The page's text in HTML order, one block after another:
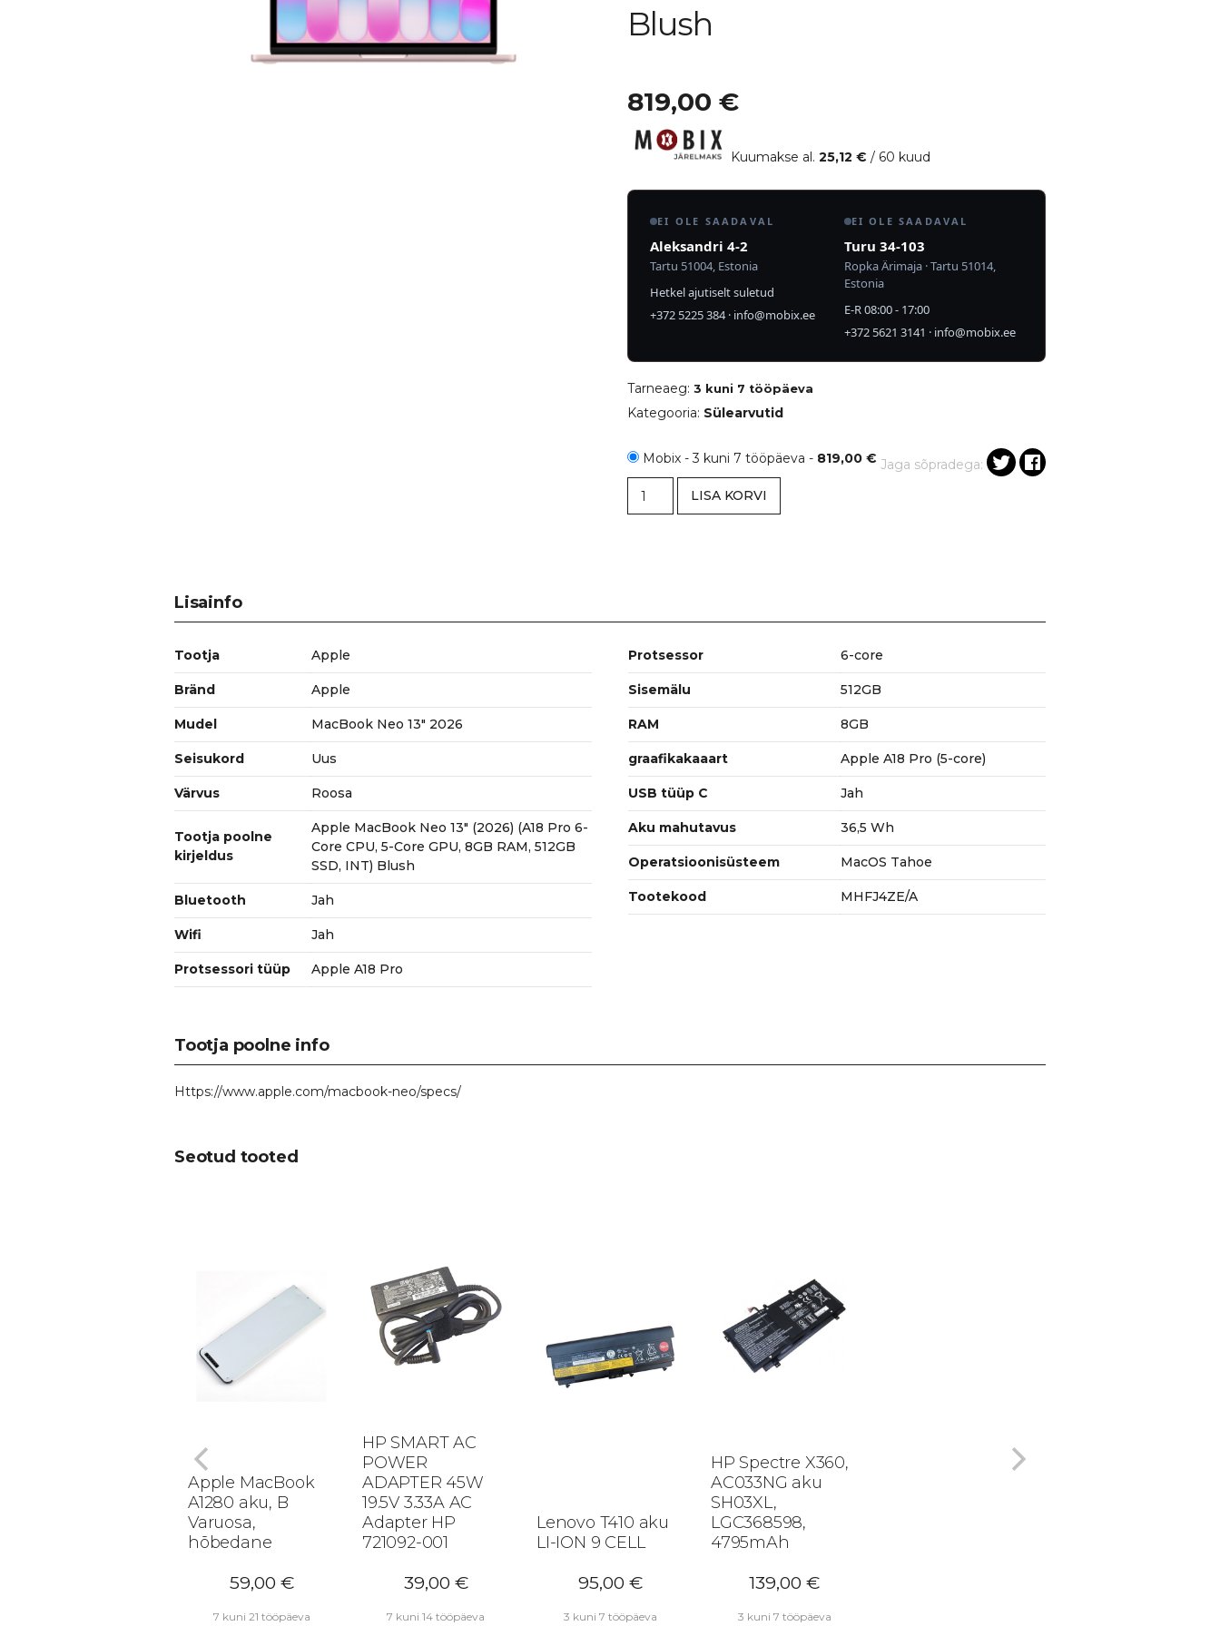
Blush
819,00€
Kuumakse al.25,12€ / 60 kuud
EI OLE SAADAVAL
Aleksandri 4-2
Tartu 51004, Estonia
Hetkel ajutiselt suletud
+372 5225 384· info@mobix.ee
EI OLE SAADAVAL
Turu 34-103
Ropka Ärimaja · Tartu 51014,
Estonia
E-R 08:00 - 17:00
+372 5621 3141 · info@mobix.ee
Tarneaeg:3 kuni 7 tööpäeva
Kategooria: Sülearvutid
Mobix - 3 kuni 7 tööpäeva - 819,00€
6-
5-
Core
GPU
8GB
RAM
512GB
INT
Blush
kogus
LISA KORVI
Jaga sõpradega:
Lisainfo
Tootja Apple
Bränd Apple
Mudel MacBook Neo 13" 2026
Seisukord Uus
Värvus Roosa
Tootja poolne
kirjeldus
Apple MacBook Neo 13" (2026) (A18 Pro 6-
Core CPU, 5-Core GPU, 8GB RAM, 512GB
SSD, INT) Blush
Bluetooth Jah
Wifi Jah
Protsessori tüüp Apple A18 Pro
Protsessor 6-core
Sisemälu 512GB
RAM 8GB
graafikakaaart Apple A18 Pro (5-core)
USB tüüp C Jah
Aku mahutavus 36,5 Wh
Operatsioonisüsteem MacOS Tahoe
Tootekood MHFJ4ZE/A
Tootja poolne info
Https://www.apple.com/macbook-neo/specs/
Seotud tooted
Apple MacBook
A1280 aku, B
Varuosa,
hõbedane
59,00 €
7 kuni 21 tööpäeva
HP SMART AC
POWER
ADAPTER 45W
19.5V 3.33A AC
Adapter HP
721092-001
39,00 €
7 kuni 14 tööpäeva
Lenovo T410 aku
LI-ION 9 CELL
95,00 €
3 kuni 7 tööpäeva
HP Spectre X360,
AC033NG aku
SH03XL,
LGC368598,
4795mAh
139,00 €
3 kuni 7 tööpäeva